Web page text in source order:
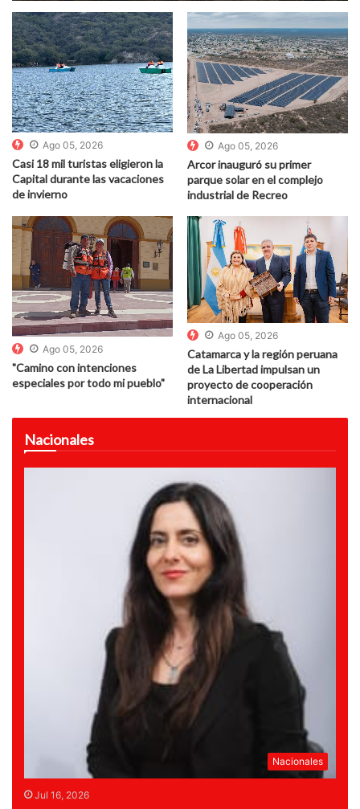
Ago 05, 2026
Casi 18 mil turistas eligieron la
Capital durante las vacaciones
de invierno
Ago 05, 2026
Arcor inauguró su primer
parque solar en el complejo
industrial de Recreo
Ago 05, 2026
"Camino con intenciones
especiales por todo mi pueblo"
Ago 05, 2026
Catamarca y la región peruana
de La Libertad impulsan un
proyecto de cooperación
internacional
Nacionales
Nacionales
Jul 16, 2026